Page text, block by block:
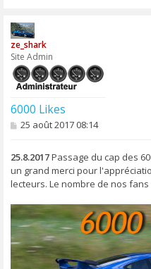
ze_shark
Site Admin
6000 Likes
M
s
a
g
e
25 août 2017 08:14
25.8.2017Passage du cap des
un grand merci pour
lecteurs. Le nombre de nos